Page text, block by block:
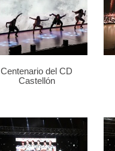
Centenario del CD
Castellón